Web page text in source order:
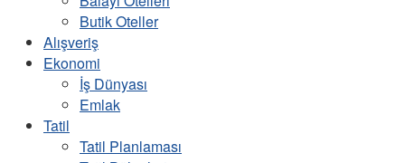
Butik Oteller
Alışveriş
Ekonomi
İş Dünyası
Emlak
Tatil
Tatil Planlaması